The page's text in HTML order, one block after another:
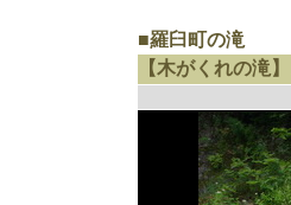
■羅臼町の滝
【木がくれの滝】